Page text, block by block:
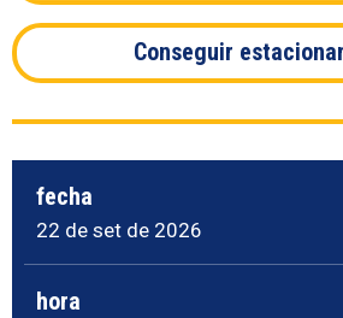
Conseguir
fecha
22 de set de 2026
hora